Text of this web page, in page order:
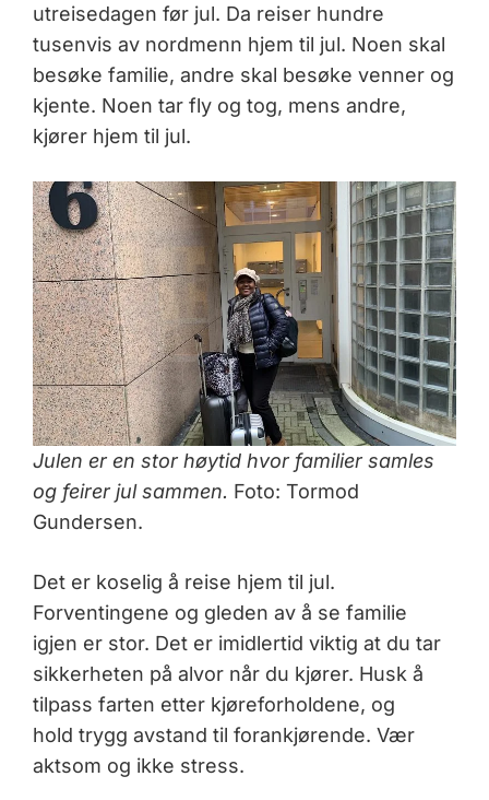
utreisedagen før jul. Da reiser hundre
tusenvis av nordmenn hjem til jul. Noen skal
besøke familie, andre skal besøke venner og
kjente. Noen tar fly og tog, mens andre,
kjører hjem til jul.
Julen er en stor høytid hvor familier samles
og feirer jul sammen. Foto: Tormod
Gundersen.
Det er koselig å reise hjem til jul.
Forventingene og gleden av å se familie
igjen er stor. Det er imidlertid viktig at du tar
sikkerheten på alvor når du kjører. Husk å
tilpass farten etter kjøreforholdene, og
hold trygg avstand til forankjørende. Vær
aktsom og ikke stress.